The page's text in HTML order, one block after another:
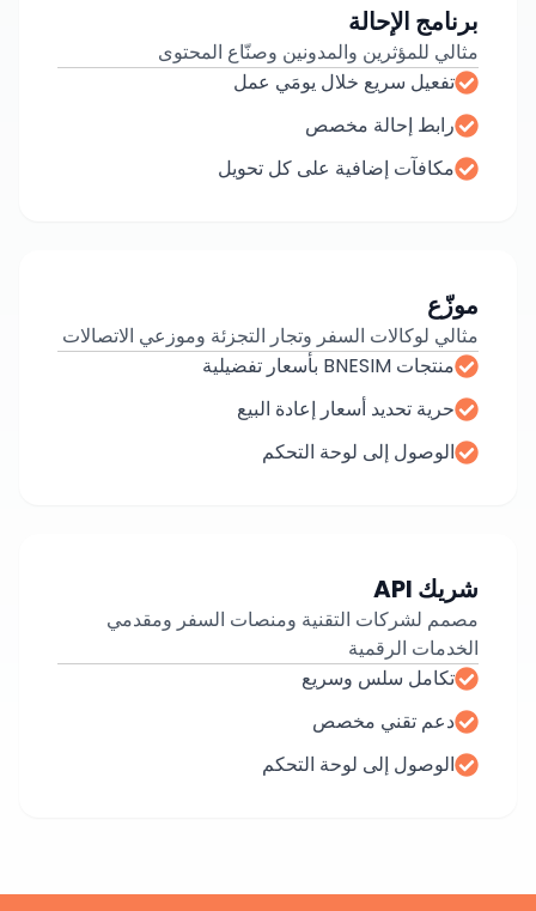
برنامج الإحالة
مثالي للمؤثرين والمدونين وصنّاع المحتوى
تفعيل سريع خلال يومَي عمل
رابط إحالة مخصص
مكافآت إضافية على كل تحويل
موزّع
مثالي لوكالات السفر وتجار التجزئة وموزعي الاتصالات
منتجات BNESIM بأسعار تفضيلية
حرية تحديد أسعار إعادة البيع
الوصول إلى لوحة التحكم
شريك API
مصمم لشركات التقنية ومنصات السفر ومقدمي
الخدمات الرقمية
تكامل سلس وسريع
دعم تقني مخصص
الوصول إلى لوحة التحكم